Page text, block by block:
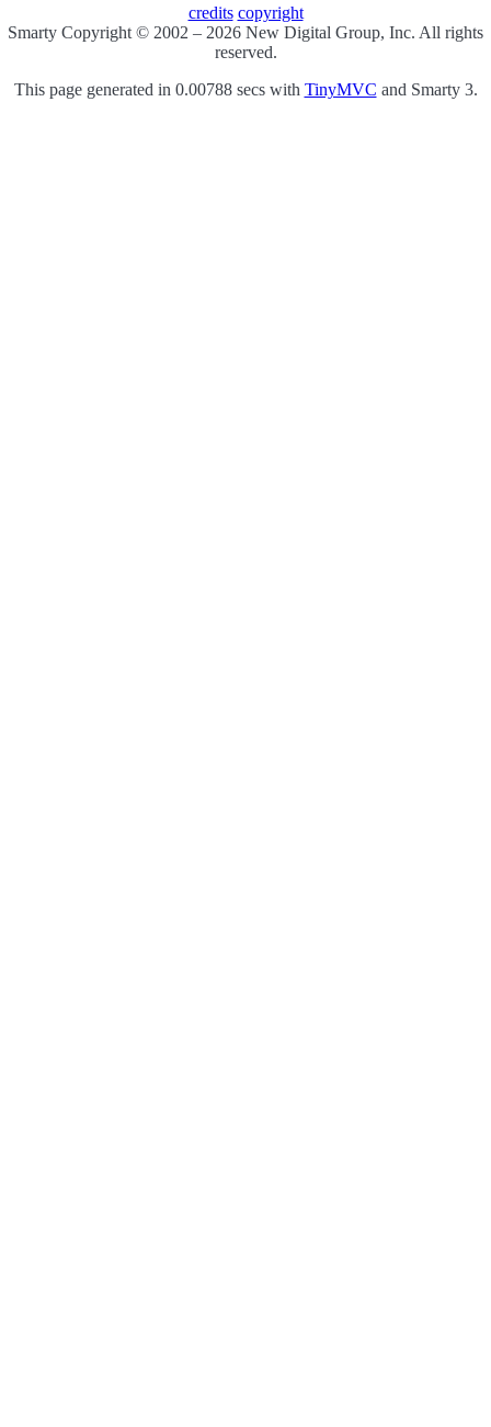
credits copyright
Smarty Copyright © 2002 – 2026 New Digital Group, Inc. All rights
reserved.
This page generated in 0.00788 secs with TinyMVC and Smarty 3.